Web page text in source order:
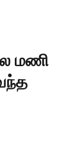
மணி